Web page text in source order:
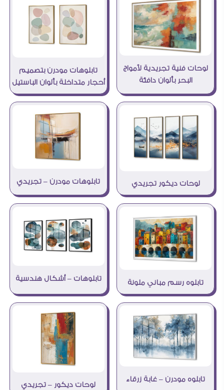
لوحات فنية تجريدية لأمواج
البحر بألوان دافئة
تابلوهات مودرن بتصميم
أحجار متداخلة بألوان الباستيل
لوحات ديكور تجريدي تابلوهات مودرن – تجريدي
تابلوه رسم مباني ملونة
تابلوهات – أشكال هندسية
تابلوه مودرن – غابة زرقاء
لوحات ديكور – تجريدي